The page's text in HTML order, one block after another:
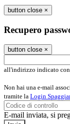
button close ×
Recupero
button close ×
all'indirizzo indicato
Non hai una e-mail
tramite la Login
E-mail inviata, si